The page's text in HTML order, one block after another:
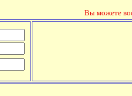
Вы можете